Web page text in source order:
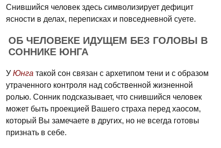
Снившийся человек здесь символизирует дефицит
ясности в делах, переписках и повседневной суете.
ОБ ЧЕЛОВЕКЕ ИДУЩЕМ БЕЗ ГОЛОВЫ В
СОННИКЕ ЮНГА
У Юнга такой сон связан с архетипом тени и с образом
утраченного контроля над собственной жизненной
ролью. Сонник подсказывает, что снившийся человек
может быть проекцией Вашего страха перед хаосом,
который Вы замечаете в других, но не всегда готовы
признать в себе.